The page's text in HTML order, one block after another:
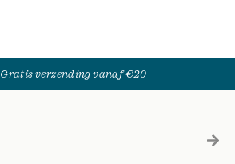
Gratis verzending vanaf €20